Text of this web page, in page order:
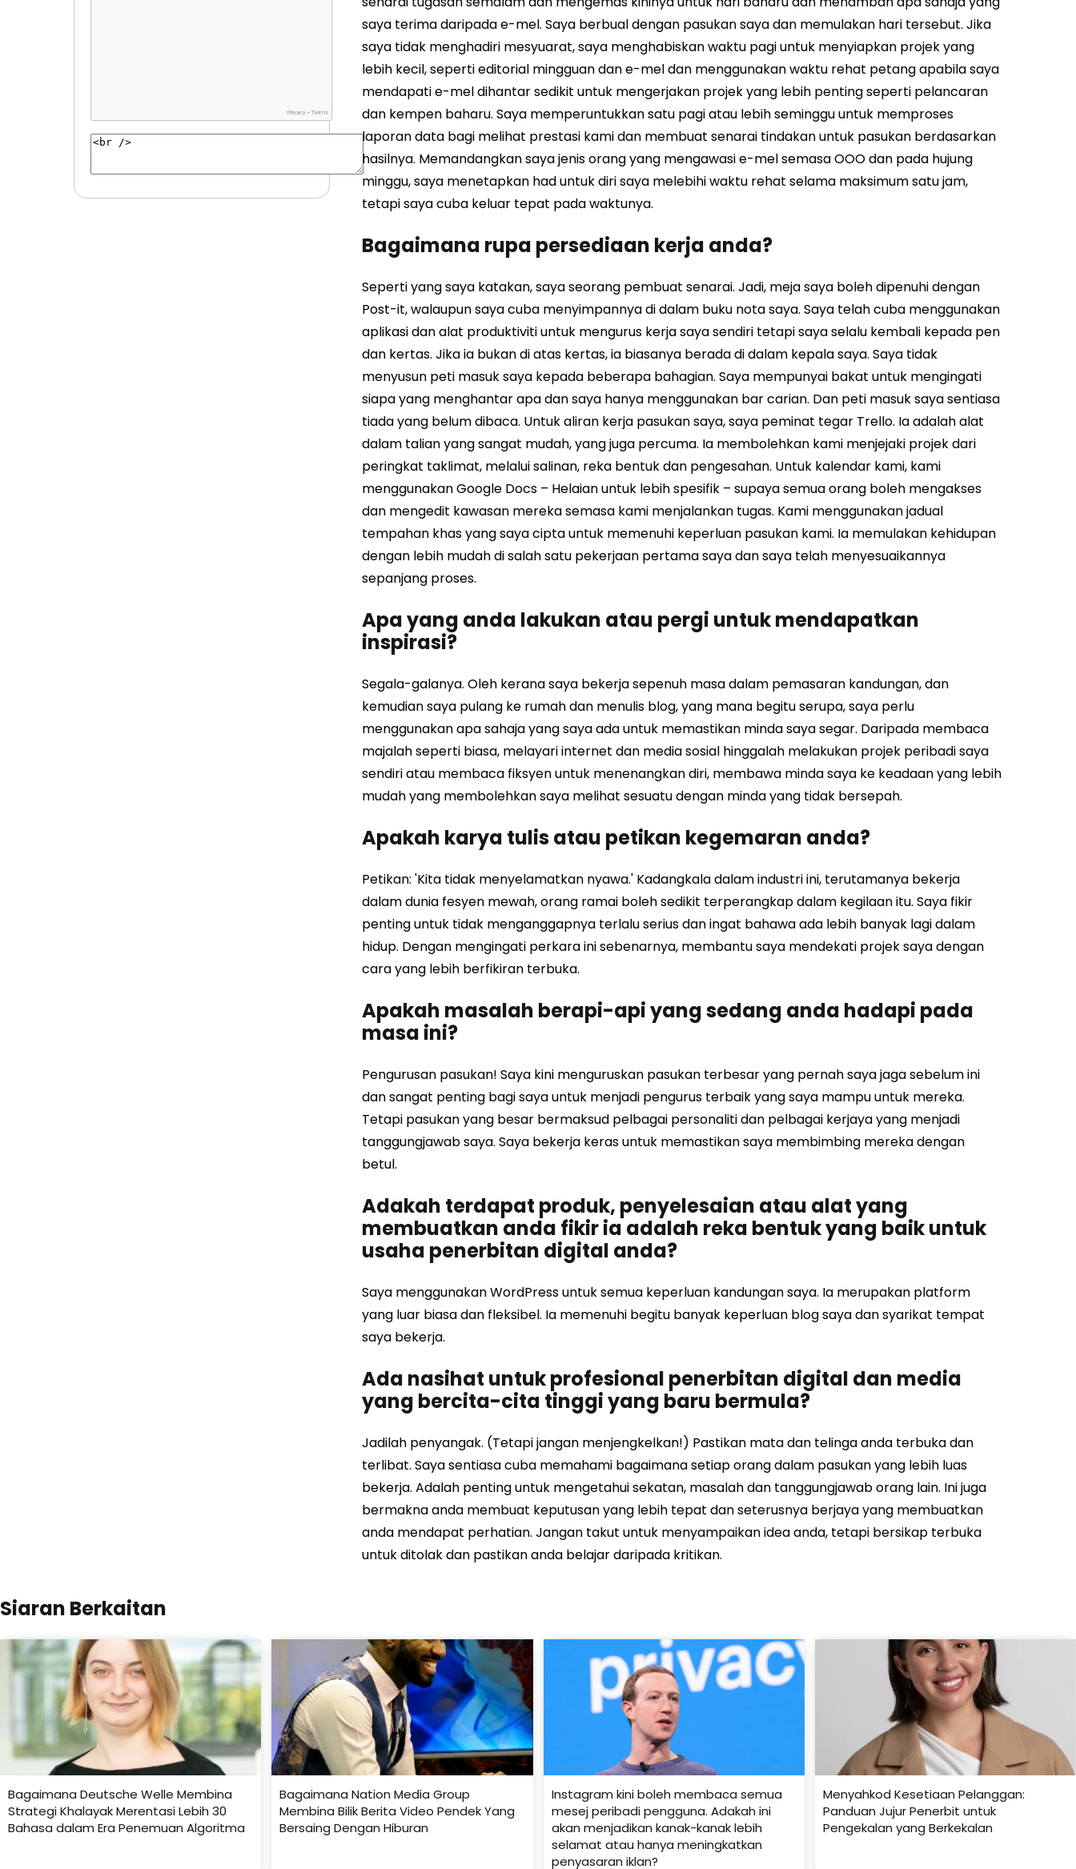
saya terima daripada e-mel. Saya berbual dengan pasukan saya dan memulakan hari tersebut. Jika
saya tidak menghadiri mesyuarat, saya menghabiskan waktu pagi untuk menyiapkan projek yang
lebih kecil, seperti editorial mingguan dan e-mel dan menggunakan waktu rehat petang apabila saya
mendapati e-mel dihantar sedikit untuk mengerjakan projek yang lebih penting seperti pelancaran
dan kempen baharu. Saya memperuntukkan satu pagi atau lebih seminggu untuk memproses
laporan data bagi melihat prestasi kami dan membuat senarai tindakan untuk pasukan berdasarkan
hasilnya. Memandangkan saya jenis orang yang mengawasi e-mel semasa OOO dan pada hujung
minggu, saya menetapkan had untuk diri saya melebihi waktu rehat selama maksimum satu jam,
tetapi saya cuba keluar tepat pada waktunya.
Bagaimana rupa persediaan kerja anda?
Seperti yang saya katakan, saya seorang pembuat senarai. Jadi, meja saya boleh dipenuhi dengan
Post-it, walaupun saya cuba menyimpannya di dalam buku nota saya. Saya telah cuba menggunakan
aplikasi dan alat produktiviti untuk mengurus kerja saya sendiri tetapi saya selalu kembali kepada pen
dan kertas. Jika ia bukan di atas kertas, ia biasanya berada di dalam kepala saya. Saya tidak
menyusun peti masuk saya kepada beberapa bahagian. Saya mempunyai bakat untuk mengingati
siapa yang menghantar apa dan saya hanya menggunakan bar carian. Dan peti masuk saya sentiasa
tiada yang belum dibaca. Untuk aliran kerja pasukan saya, saya peminat tegar Trello. Ia adalah alat
dalam talian yang sangat mudah, yang juga percuma. Ia membolehkan kami menjejaki projek dari
peringkat taklimat, melalui salinan, reka bentuk dan pengesahan. Untuk kalendar kami, kami
menggunakan Google Docs – Helaian untuk lebih spesifik – supaya semua orang boleh mengakses
dan mengedit kawasan mereka semasa kami menjalankan tugas. Kami menggunakan jadual
tempahan khas yang saya cipta untuk memenuhi keperluan pasukan kami. Ia memulakan kehidupan
dengan lebih mudah di salah satu pekerjaan pertama saya dan saya telah menyesuaikannya
sepanjang proses.
Apa yang anda lakukan atau pergi untuk mendapatkan
inspirasi?
Segala-galanya. Oleh kerana saya bekerja sepenuh masa dalam pemasaran kandungan, dan
kemudian saya pulang ke rumah dan menulis blog, yang mana begitu serupa, saya perlu
menggunakan apa sahaja yang saya ada untuk memastikan minda saya segar. Daripada membaca
majalah seperti biasa, melayari internet dan media sosial hinggalah melakukan projek peribadi saya
sendiri atau membaca fiksyen untuk menenangkan diri, membawa minda saya ke keadaan yang lebih
mudah yang membolehkan saya melihat sesuatu dengan minda yang tidak bersepah.
Apakah karya tulis atau petikan kegemaran anda?
Petikan: 'Kita tidak menyelamatkan nyawa.' Kadangkala dalam industri ini, terutamanya bekerja
dalam dunia fesyen mewah, orang ramai boleh sedikit terperangkap dalam kegilaan itu. Saya fikir
penting untuk tidak menganggapnya terlalu serius dan ingat bahawa ada lebih banyak lagi dalam
hidup. Dengan mengingati perkara ini sebenarnya, membantu saya mendekati projek saya dengan
cara yang lebih berfikiran terbuka.
Apakah masalah berapi-api yang sedang anda hadapi pada
masa ini?
Pengurusan pasukan! Saya kini menguruskan pasukan terbesar yang pernah saya jaga sebelum ini
dan sangat penting bagi saya untuk menjadi pengurus terbaik yang saya mampu untuk mereka.
Tetapi pasukan yang besar bermaksud pelbagai personaliti dan pelbagai kerjaya yang menjadi
tanggungjawab saya. Saya bekerja keras untuk memastikan saya membimbing mereka dengan
betul.
Adakah terdapat produk, penyelesaian atau alat yang
membuatkan anda fikir ia adalah reka bentuk yang baik untuk
usaha penerbitan digital anda?
Saya menggunakan WordPress untuk semua keperluan kandungan saya. Ia merupakan platform
yang luar biasa dan fleksibel. Ia memenuhi begitu banyak keperluan blog saya dan syarikat tempat
saya bekerja.
Ada nasihat untuk profesional penerbitan digital dan media
yang bercita-cita tinggi yang baru bermula?
Jadilah penyangak. (Tetapi jangan menjengkelkan!) Pastikan mata dan telinga anda terbuka dan
terlibat. Saya sentiasa cuba memahami bagaimana setiap orang dalam pasukan yang lebih luas
bekerja. Adalah penting untuk mengetahui sekatan, masalah dan tanggungjawab orang lain. Ini juga
bermakna anda membuat keputusan yang lebih tepat dan seterusnya berjaya yang membuatkan
anda mendapat perhatian. Jangan takut untuk menyampaikan idea anda, tetapi bersikap terbuka
untuk ditolak dan pastikan anda belajar daripada kritikan.
Siaran Berkaitan
Bagaimana Deutsche Welle Membina
Strategi Khalayak Merentasi Lebih 30
Bahasa dalam Era Penemuan Algoritma
Bagaimana Nation Media Group
Membina Bilik Berita Video Pendek Yang
Bersaing Dengan Hiburan
Instagram kini boleh membaca semua
mesej peribadi pengguna. Adakah ini
akan menjadikan kanak-kanak lebih
selamat atau hanya meningkatkan
penyasaran iklan?
Menyahkod Kesetiaan Pelanggan:
Panduan Jujur Penerbit untuk
Pengekalan yang Berkekalan